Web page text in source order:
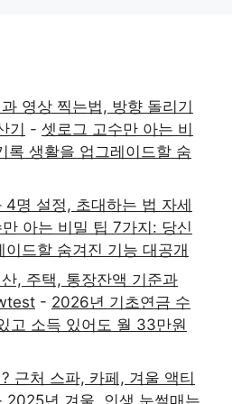
영상 찍는법, 방향 돌리기
기 - 셋로그 고수만 아는 비
록 생활을 업그레이드할 숨
명 설정, 초대하는 법 자세
아는 비밀 팁 7가지: 당신
드할 숨겨진 기능 대공개
, 주택, 통장잔액 기준과
- 2026년 기초연금 수
고 소득 있어도 월 33만원
근처 스파, 카페, 겨울 액티
2025년 겨울, 인생 눈썰매는